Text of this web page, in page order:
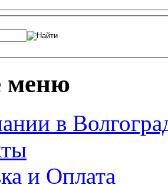
меню
в
и Оплата